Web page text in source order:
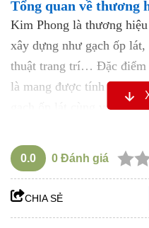
Tổng quan về thương
Kim Phong là thương
xây dựng như gạch ốp
thuật trang trí… Đặc điểm
là mang được tính nghệ
gạch ốp lát cùng với quy
bền vững, hiện đại.
2. Ưu điểm của gạch
2.1 Gạch ốp lát Kim
Nhờ vào quy trình sản
0.0 0 Đánh giá
CHIA SẺ